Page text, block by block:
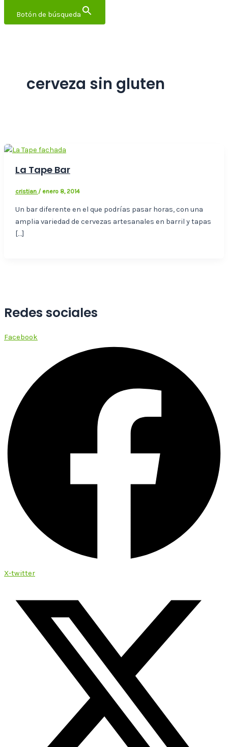
Botón de búsqueda
cerveza sin gluten
La Tape Bar
cristian / enero 8, 2014
Un bar diferente en el que podrías pasar horas, con una
amplia variedad de cervezas artesanales en barril y tapas
[…]
Redes sociales
Facebook
X-twitter